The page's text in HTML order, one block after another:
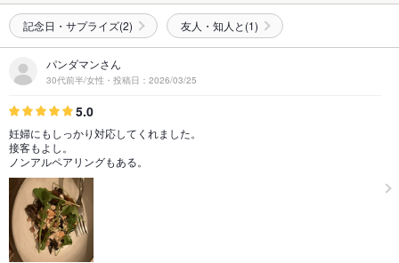
記念日・サプライズ(2) 友人・知人と(1)
パンダマンさん
30代前半/女性・投稿日：2026/03/25
5.0
妊婦にもしっかり対応してくれました。
接客もよし。
ノンアルペアリングもある。